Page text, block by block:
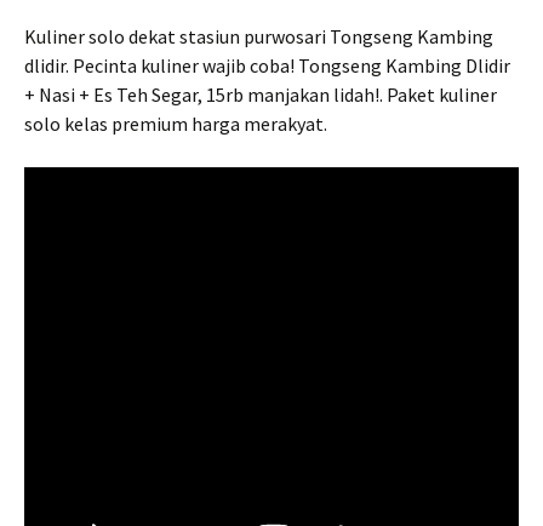
Kuliner solo dekat stasiun purwosari Tongseng Kambing
dlidir. Pecinta kuliner wajib coba! Tongseng Kambing Dlidir
+ Nasi + Es Teh Segar, 15rb manjakan lidah!. Paket kuliner
solo kelas premium harga merakyat.